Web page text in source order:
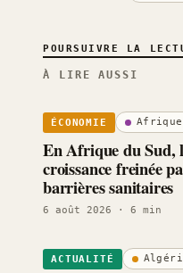
POURSUIVRE LA
À LIRE AUSSI
ÉCONOMIE Afrique
En Afrique du Sud,
croissance freinée
barrières sanitaires
6 août 2026 · 6 min
ACTUALITÉ